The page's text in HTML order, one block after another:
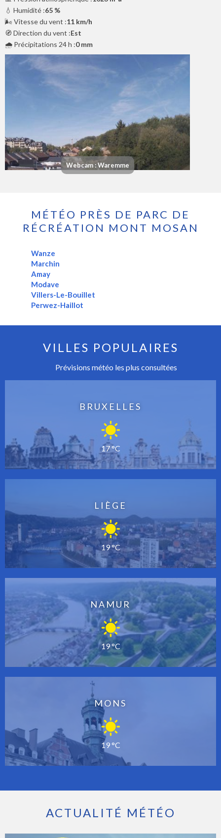
💧 Humidité :65 %
🌬️ Vitesse du vent :11 km/h
🧭 Direction du vent :Est
🌧️ Précipitations 24 h :0 mm
Webcam : Waremme
MÉTÉO PRÈS DE PARC DE
RÉCRÉATION MONT MOSAN
Wanze
Marchin
Amay
Modave
Villers-Le-Bouillet
Perwez-Haillot
VILLES POPULAIRES
Prévisions météo les plus consultées
BRUXELLES
17 °C
LIÈGE
19 °C
NAMUR
19 °C
MONS
19 °C
ACTUALITÉ MÉTÉO